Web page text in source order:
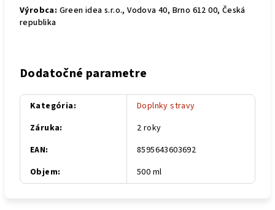
Výrobca: Green idea s.r.o., Vodova 40, Brno 612 00, Česká
republika
Dodatočné parametre
Kategória:
Doplnky stravy
Záruka:
2 roky
EAN:
8595643603692
Objem: 500 ml